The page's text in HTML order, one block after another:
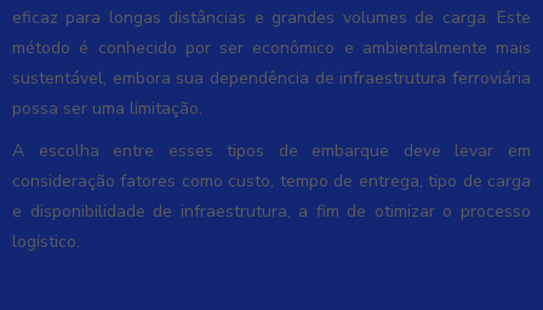
eficaz para longas distâncias e grandes volumes de carga. Este
método é conhecido por ser econômico e ambientalmente mais
sustentável, embora sua dependência de infraestrutura ferroviária
possa ser uma limitação.
A escolha entre esses tipos de embarque deve levar em
consideração fatores como custo, tempo de entrega, tipo de carga
e disponibilidade de infraestrutura, a fim de otimizar o processo
logístico.